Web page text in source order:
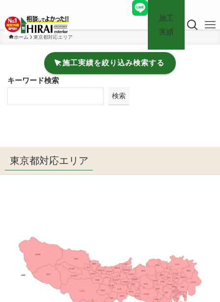
施工
実績
ホーム 東京都対応エリア
施工実績を絞り込み検索する
キーワード検索
検索
東京都対応エリア